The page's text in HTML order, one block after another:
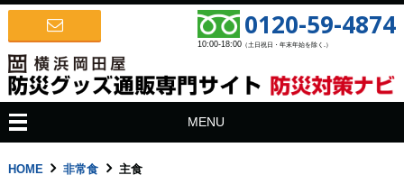
0120-59-4874
10:00-18:00 （土日祝日・年末年始を除く.）
MENU
HOME 非常食 主食